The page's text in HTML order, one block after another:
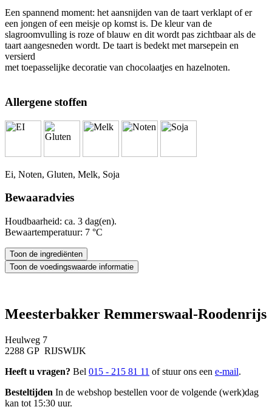
Een spannend moment: het aansnijden van de taart verklapt of er
een jongen of een meisje op komst is. De kleur van de
slagroomvulling is roze of blauw en dit wordt pas zichtbaar als de
taart aangesneden wordt. De taart is bedekt met marsepein en
versierd
met toepasselijke decoratie van chocolaatjes en hazelnoten.
Allergene stoffen
Ei, Noten, Gluten, Melk, Soja
Bewaaradvies
Houdbaarheid: ca. 3 dag(en).
Bewaartemperatuur: 7 °C
Meesterbakker Remmerswaal-Roodenrijs
Heulweg 7
2288 GP RIJSWIJK
Heeft u vragen? Bel 015 - 215 81 11 of stuur ons een e-mail.
Besteltijden In de webshop bestellen voor de volgende (werk)dag
kan tot 15:30 uur.